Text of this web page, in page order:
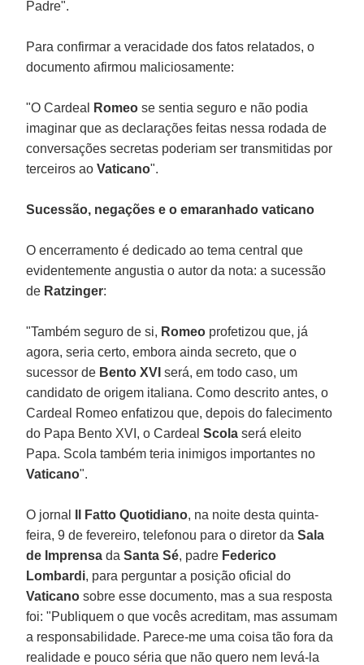
Padre".
Para confirmar a veracidade dos fatos relatados, o
documento afirmou maliciosamente:
"O Cardeal Romeose sentia seguro e não podia
imaginar que as declarações feitas nessa rodada de
conversações secretas poderiam ser transmitidas por
terceiros aoVaticano".
Sucessão, negações e o emaranhado vaticano
O encerramento é dedicado ao tema central que
evidentemente angustia o autor da nota: a sucessão
de Ratzinger:
"Também seguro de si, Romeo profetizou que, já
agora, seria certo, embora ainda secreto, que o
sucessor de Bento XVIserá, em todo caso, um
candidato de origem italiana. Como descrito antes, o
Cardeal Romeo enfatizou que, depois do falecimento
do Papa Bento XVI, o CardealScolaserá eleito
Papa. Scola também teria inimigos importantes no
Vaticano".
O jornal Il Fatto Quotidiano, na noite desta quinta-
feira, 9 de fevereiro, telefonou para o diretor daSala
de ImprensadaSanta Sé, padre Federico
Lombardi, para perguntar a posição oficial do
Vaticanosobre esse documento, mas a sua resposta
foi: "Publiquem o que vocês acreditam, mas assumam
a responsabilidade. Parece-me uma coisa tão fora da
realidade e pouco séria que não quero nem levá-la